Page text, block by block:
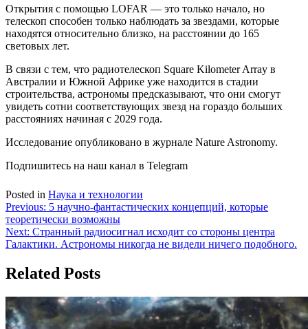
Открытия с помощью LOFAR — это только начало, но
телескоп способен только наблюдать за звездами, которые
находятся относительно близко, на расстоянии до 165
световых лет.
В связи с тем, что радиотелескоп Square Kilometer Array в
Австралии и Южной Африке уже находится в стадии
строительства, астрономы предсказывают, что они смогут
увидеть сотни соответствующих звезд на гораздо больших
расстояниях начиная с 2029 года.
Исследование опубликовано в журнале Nature Astronomy.
Подпишитесь на наш канал в Telegram
Posted in Наука и технологии
Навигация
по
записям
Previous: 5 научно-фантастических концепций, которые
теоретически возможны
Next: Странный радиосигнал исходит со стороны центра
Галактики. Астрономы никогда не видели ничего подобного.
Related Posts